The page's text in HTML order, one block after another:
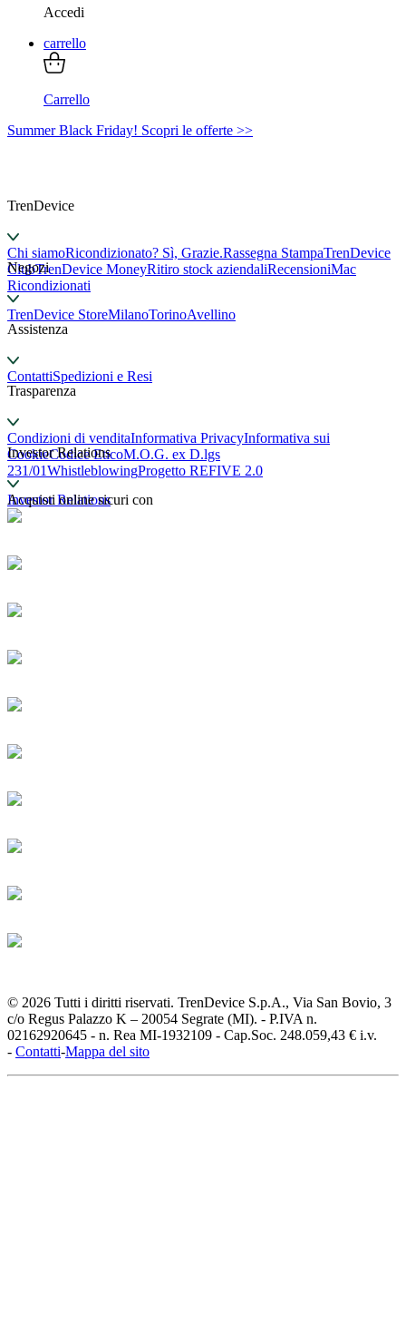
Accedi
carrello
Carrello
Summer Black Friday! Scopri le offerte >>
TrenDevice
Chi siamoRicondizionato? Sì, Grazie.Rassegna StampaTrenDevice
ClubTrenDevice MoneyRitiro stock aziendaliRecensioniMac
Ricondizionati
Negozi
TrenDevice StoreMilanoTorinoAvellino
Assistenza
ContattiSpedizioni e Resi
Trasparenza
Condizioni di venditaInformativa PrivacyInformativa sui
CookieCodice EticoM.O.G. ex D.lgs
231/01WhistleblowingProgetto REFIVE 2.0
Investor Relations
Investor Relations
Acquisti online sicuri con
© 2026 Tutti i diritti riservati. TrenDevice S.p.A., Via San Bovio, 3
c/o Regus Palazzo K – 20054 Segrate (MI). - P.IVA n.
02162920645 - n. Rea MI-1932109 - Cap.Soc. 248.059,43 € i.v.
- Contatti-Mappa del sito